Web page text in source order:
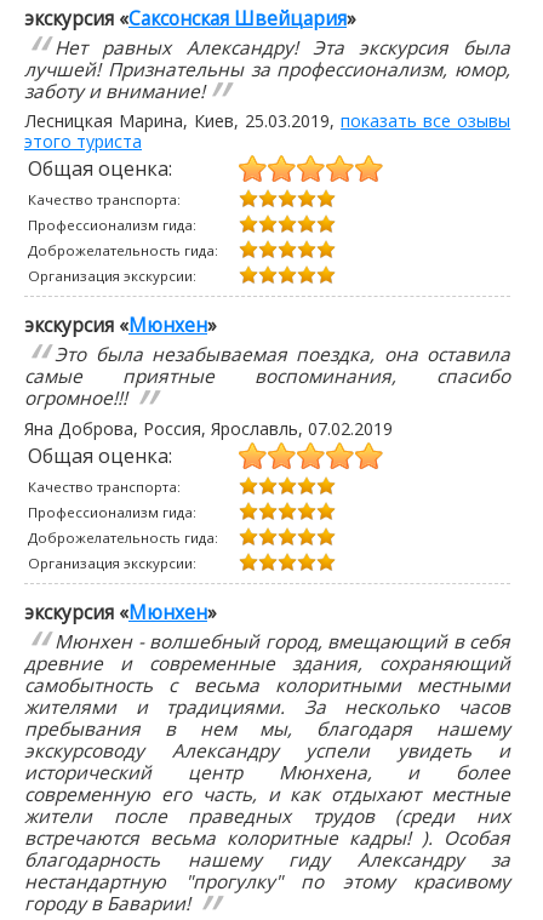
экскурсия «Саксонская Швейцария»
Нет равных Александру! Эта экскурсия была
лучшей! Признательны за профессионализм, юмор,
заботу и внимание!
Лесницкая Марина, Киев, 25.03.2019,показать все озывы
этого туриста
Общая оценка:
Качество транспорта:
Профессионализм гида:
Доброжелательность гида:
Организация экскурсии:
экскурсия «Мюнхен»
Это была незабываемая поездка, она оставила
самые приятные воспоминания, спасибо
огромное!!!
Яна Доброва, Россия, Ярославль, 07.02.2019
Общая оценка:
Качество транспорта:
Профессионализм гида:
Доброжелательность гида:
Организация экскурсии:
экскурсия «Мюнхен»
Мюнхен - волшебный город, вмещающий в себя
древние и современные здания, сохраняющий
самобытность с весьма колоритными местными
жителями и традициями. За несколько часов
пребывания в нем мы, благодаря нашему
экскурсоводу Александру успели увидеть и
исторический центр Мюнхена, и более
современную его часть, и как отдыхают местные
жители после праведных трудов (среди них
встречаются весьма колоритные кадры! ). Особая
благодарность нашему гиду Александру за
нестандартную "прогулку" по этому красивому
городу в Баварии!